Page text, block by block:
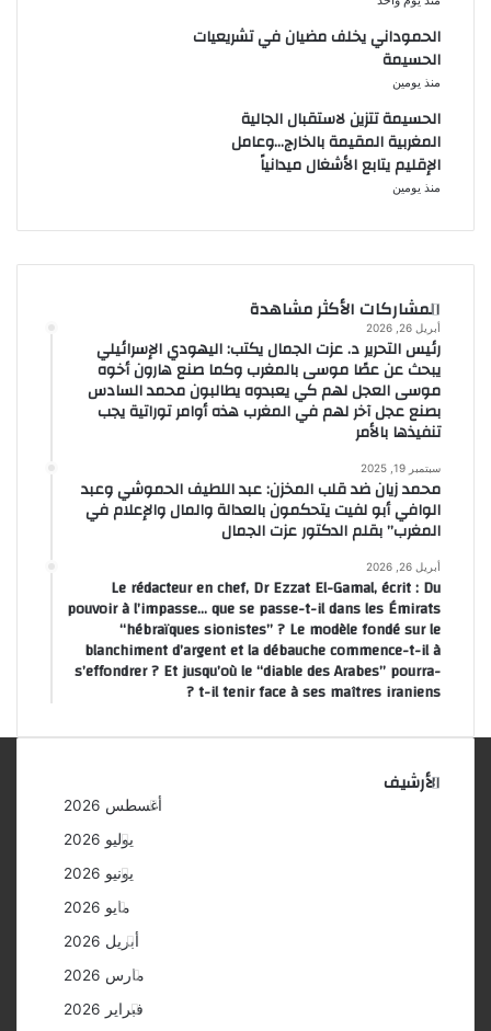
الحموداني يخلف مضيان في تشريعيات
الحسيمة
منذ يومين
الحسيمة تتزين لاستقبال الجالية
المغربية المقيمة بالخارج…وعامل
الإقليم يتابع الأشغال ميدانياً
منذ يومين
المشاركات الأكثر مشاهدة
أبريل 26, 2026
رئيس التحرير د. عزت الجمال يكتب: اليهودي الإسرائيلي
يبحث عن عصًا موسى بالمغرب وكما صنع هارون أخوه
موسى العجل لهم كي يعبدوه يطالبون محمد السادس
بصنع عجل آخر لهم في المغرب هذه أوامر توراتية يجب
تنفيذها بالأمر
سبتمبر 19, 2025
محمد زيان ضد قلب المخزن: عبد اللطيف الحموشي وعبد
الوافي أبو لفيت يتحكمون بالعدالة والمال والإعلام في
المغرب” بقلم الدكتور عزت الجمال
أبريل 26, 2026
Le rédacteur en chef, Dr Ezzat El-Gamal, écrit : Du
pouvoir à l’impasse… que se passe-t-il dans les Émirats
“hébraïques sionistes” ? Le modèle fondé sur le
blanchiment d’argent et la débauche commence-t-il à
s’effondrer ? Et jusqu’où le “diable des Arabes” pourra-
t-il tenir face à ses maîtres iraniens ?
الأرشيف
أغسطس 2026
يوليو 2026
يونيو 2026
مايو 2026
أبريل 2026
مارس 2026
فبراير 2026